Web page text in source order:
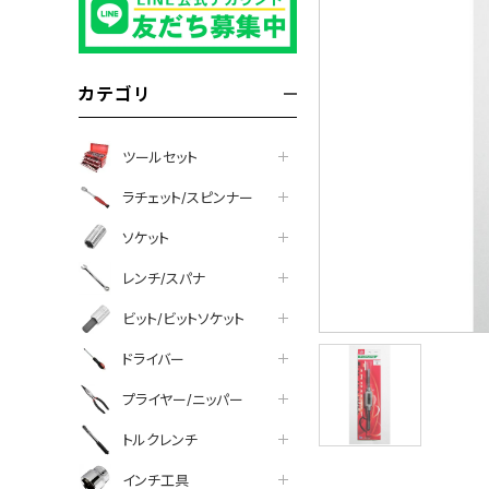
カテゴリ
ツールセット
ラチェット/スピンナー
ソケット
レンチ/スパナ
ビット/ビットソケット
ドライバー
プライヤー/ニッパー
トルクレンチ
インチ工具
facebook
line